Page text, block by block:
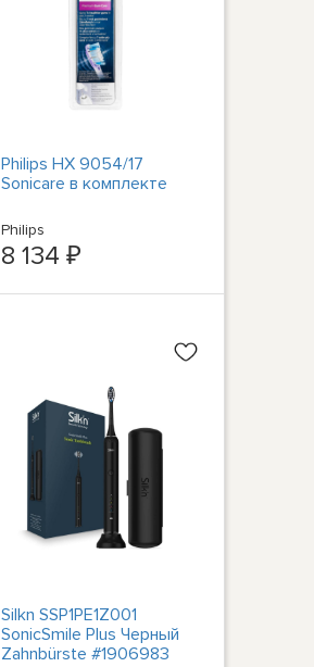
Philips HX 9054/17
Sonicare в комплекте
Philips
8 134 ₽
Silkn SSP1PE1Z001
SonicSmile Plus Черный
Zahnbürste #1906983